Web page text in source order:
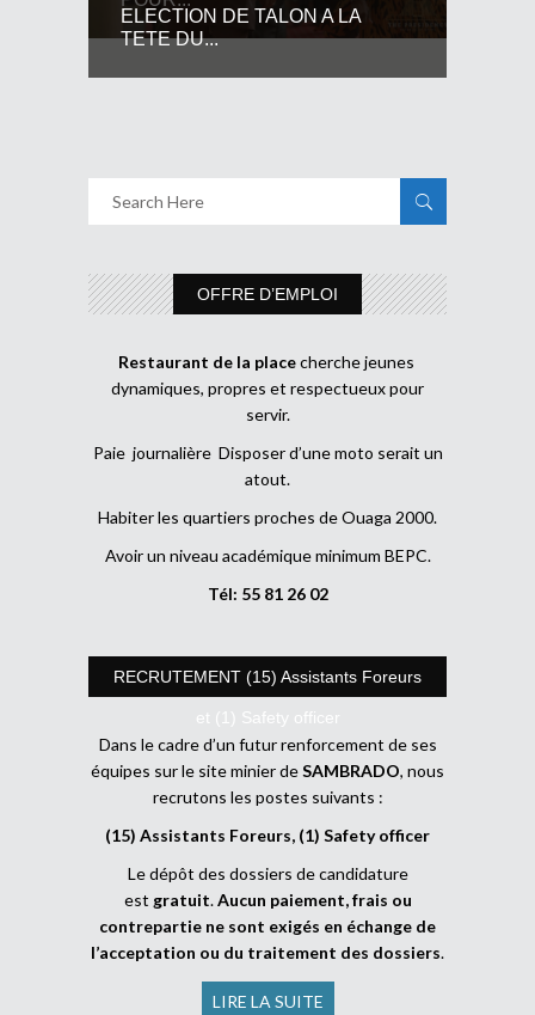
ELECTION DE TALON A LA
TETE DU...
OFFRE D’EMPLOI
Restaurant de la placecherche jeunes
dynamiques, propres et respectueux pour
servir.
Paie journalière Disposer d’une moto serait un
atout.
Habiter les quartiers proches de Ouaga 2000.
Avoir un niveau académique minimum BEPC.
Tél: 55 81 26 02
RECRUTEMENT (15) Assistants Foreurs
et (1) Safety officer
Dans le cadre d’un futur renforcement de ses
équipes sur le site minier deSAMBRADO, nous
recrutons les postes suivants :
(15) Assistants Foreurs, (1) Safety officer
Le dépôt des dossiers de candidature
est gratuit.Aucun paiement, frais ou
contrepartie ne sont exigés en échange de
l’acceptation ou du traitement des dossiers.
LIRE LA SUITE